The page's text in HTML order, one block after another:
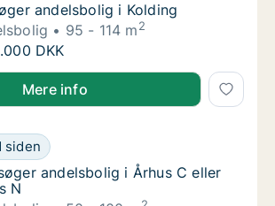
andelsbolig i Kolding
andelsbolig i Kolding
95 - 114 m2
andelsbolig i Kolding
DKK
i Kolding
Mere info
andelsbolig i Århus C eller Århus
siden
andelsbolig i Århus C eller Århus
andelsbolig i Århus C eller
N